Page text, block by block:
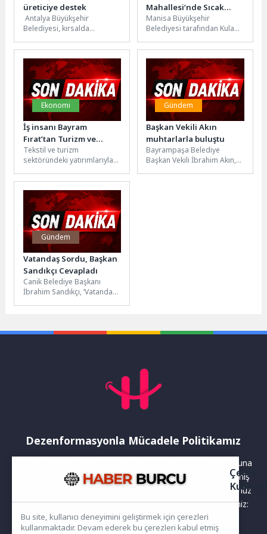
üreticiye destek
Antalya Büyükşehir
Belediyesi, kırsalda
sağlayan üreticilere yönelik
desteklerini artırarak
sürdürüyor. Tarımsal
Hizmetler Dairesi...
Mahallesi’nde Sıcak
Asfalt Çalışması
Tamamlandı
Manisa Büyükşehir
Belediyesi tarafından Kula
yürütülen sıcak asfalt
çalışması tamamlandı.
Vatandaşların ulaşımını...
Ekonomi
İş insanı Bayram
Fırat’tan Turizm ve
Tekstilde çifte başarı
Tekstil ve turizm
sektöründeki yatırımlarıyla
hayırsever iş insanı Bayram
Fırat, başarı hikâyesiyle...
Gündem
Başkan Vekili Akın
muhtarlarla buluştu
Bayrampaşa Belediye
Başkan Vekili İbrahim Akın,
Gündem
Vatandaş Sordu, Başkan
Sandıkçı Cevapladı
Canik Belediye Başkanı
İbrahim Sandıkçı, ‘Vatandaş,
taleplerini...
Dezenformasyonla Mücadele Politikamız
Yayınlanan haberler doğruluk ilkesi gözetilerek hazırlanır. Buna
rağmen bazı içeriklerde eksik, hatalı veya güncelliğini yitirmiş
bilgiler bulunabilir.Yanlış veya yanıltıcı olduğunu düşündüğünüz
haberleri aşağıdaki iletişim kanallarından bize bildirebilirsiniz:
Çerez
Bu site, kullanıcı deneyimini geliştirmek için çerezleri
kullanmaktadır. Devam ederek bu çerezleri kabul etmiş